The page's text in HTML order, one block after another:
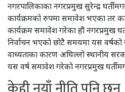
नगरपालिकाका नगरप्रमुख सुरेन्द्र
कार्यक्रमको रुपमा समावेश भएका तर
कार्यक्रम समावेश गरेका हौ नगरप्रमुख
निर्वाचन भएको छोटै समयमा यस वर्षको
वाध्यताका कारण अघिल्लो स्थानीय
यस वर्ष समावेश गरेको नगरप्रमुख